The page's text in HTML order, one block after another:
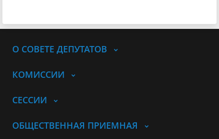
О СОВЕТЕ ДЕПУТАТОВ
КОМИССИИ
СЕССИИ
ОБЩЕСТВЕННАЯ ПРИЕМНАЯ